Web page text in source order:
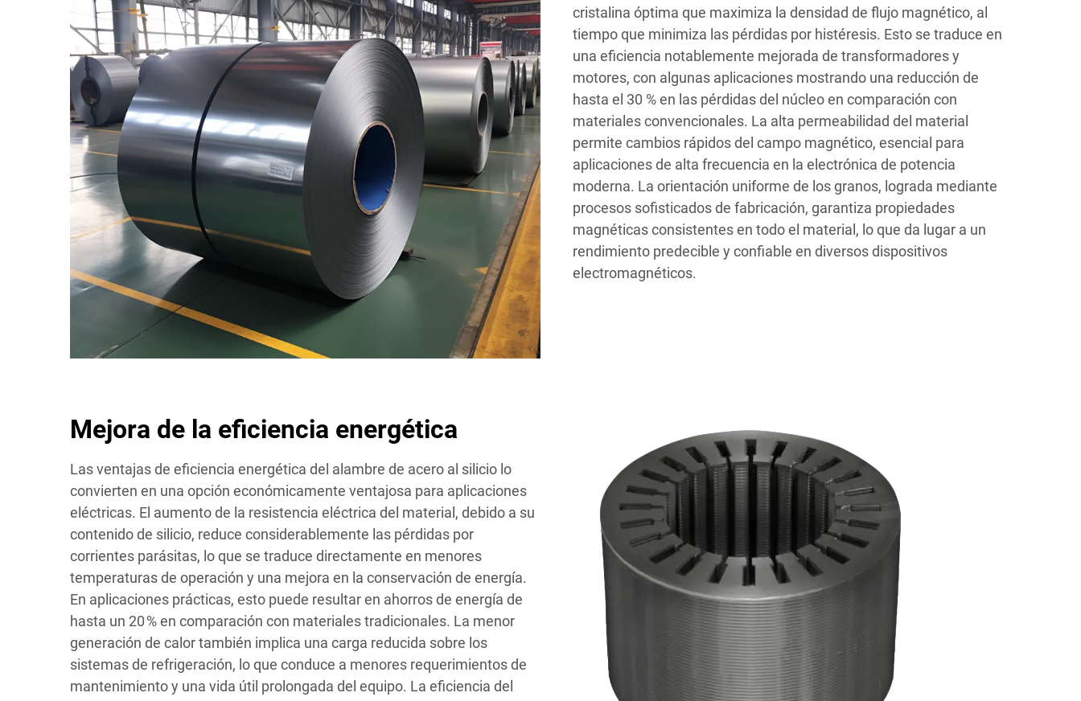
cristalina óptima que maximiza la densidad de flujo magnético, al
tiempo que minimiza las pérdidas por histéresis. Esto se traduce en
una eficiencia notablemente mejorada de transformadores y
motores, con algunas aplicaciones mostrando una reducción de
hasta el 30 % en las pérdidas del núcleo en comparación con
materiales convencionales. La alta permeabilidad del material
permite cambios rápidos del campo magnético, esencial para
aplicaciones de alta frecuencia en la electrónica de potencia
moderna. La orientación uniforme de los granos, lograda mediante
procesos sofisticados de fabricación, garantiza propiedades
magnéticas consistentes en todo el material, lo que da lugar a un
rendimiento predecible y confiable en diversos dispositivos
electromagnéticos.
Mejora de la eficiencia energética
Las ventajas de eficiencia energética del alambre de acero al silicio lo
convierten en una opción económicamente ventajosa para aplicaciones
eléctricas. El aumento de la resistencia eléctrica del material, debido a su
contenido de silicio, reduce considerablemente las pérdidas por
corrientes parásitas, lo que se traduce directamente en menores
temperaturas de operación y una mejora en la conservación de energía.
En aplicaciones prácticas, esto puede resultar en ahorros de energía de
hasta un 20 % en comparación con materiales tradicionales. La menor
generación de calor también implica una carga reducida sobre los
sistemas de refrigeración, lo que conduce a menores requerimientos de
mantenimiento y una vida útil prolongada del equipo. La eficiencia del